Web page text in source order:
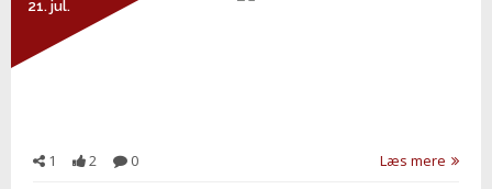
21. jul.
1 2 0 Læs mere